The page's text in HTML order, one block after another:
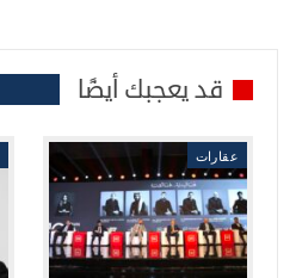
قد يعجبك أيضًا
عقارات